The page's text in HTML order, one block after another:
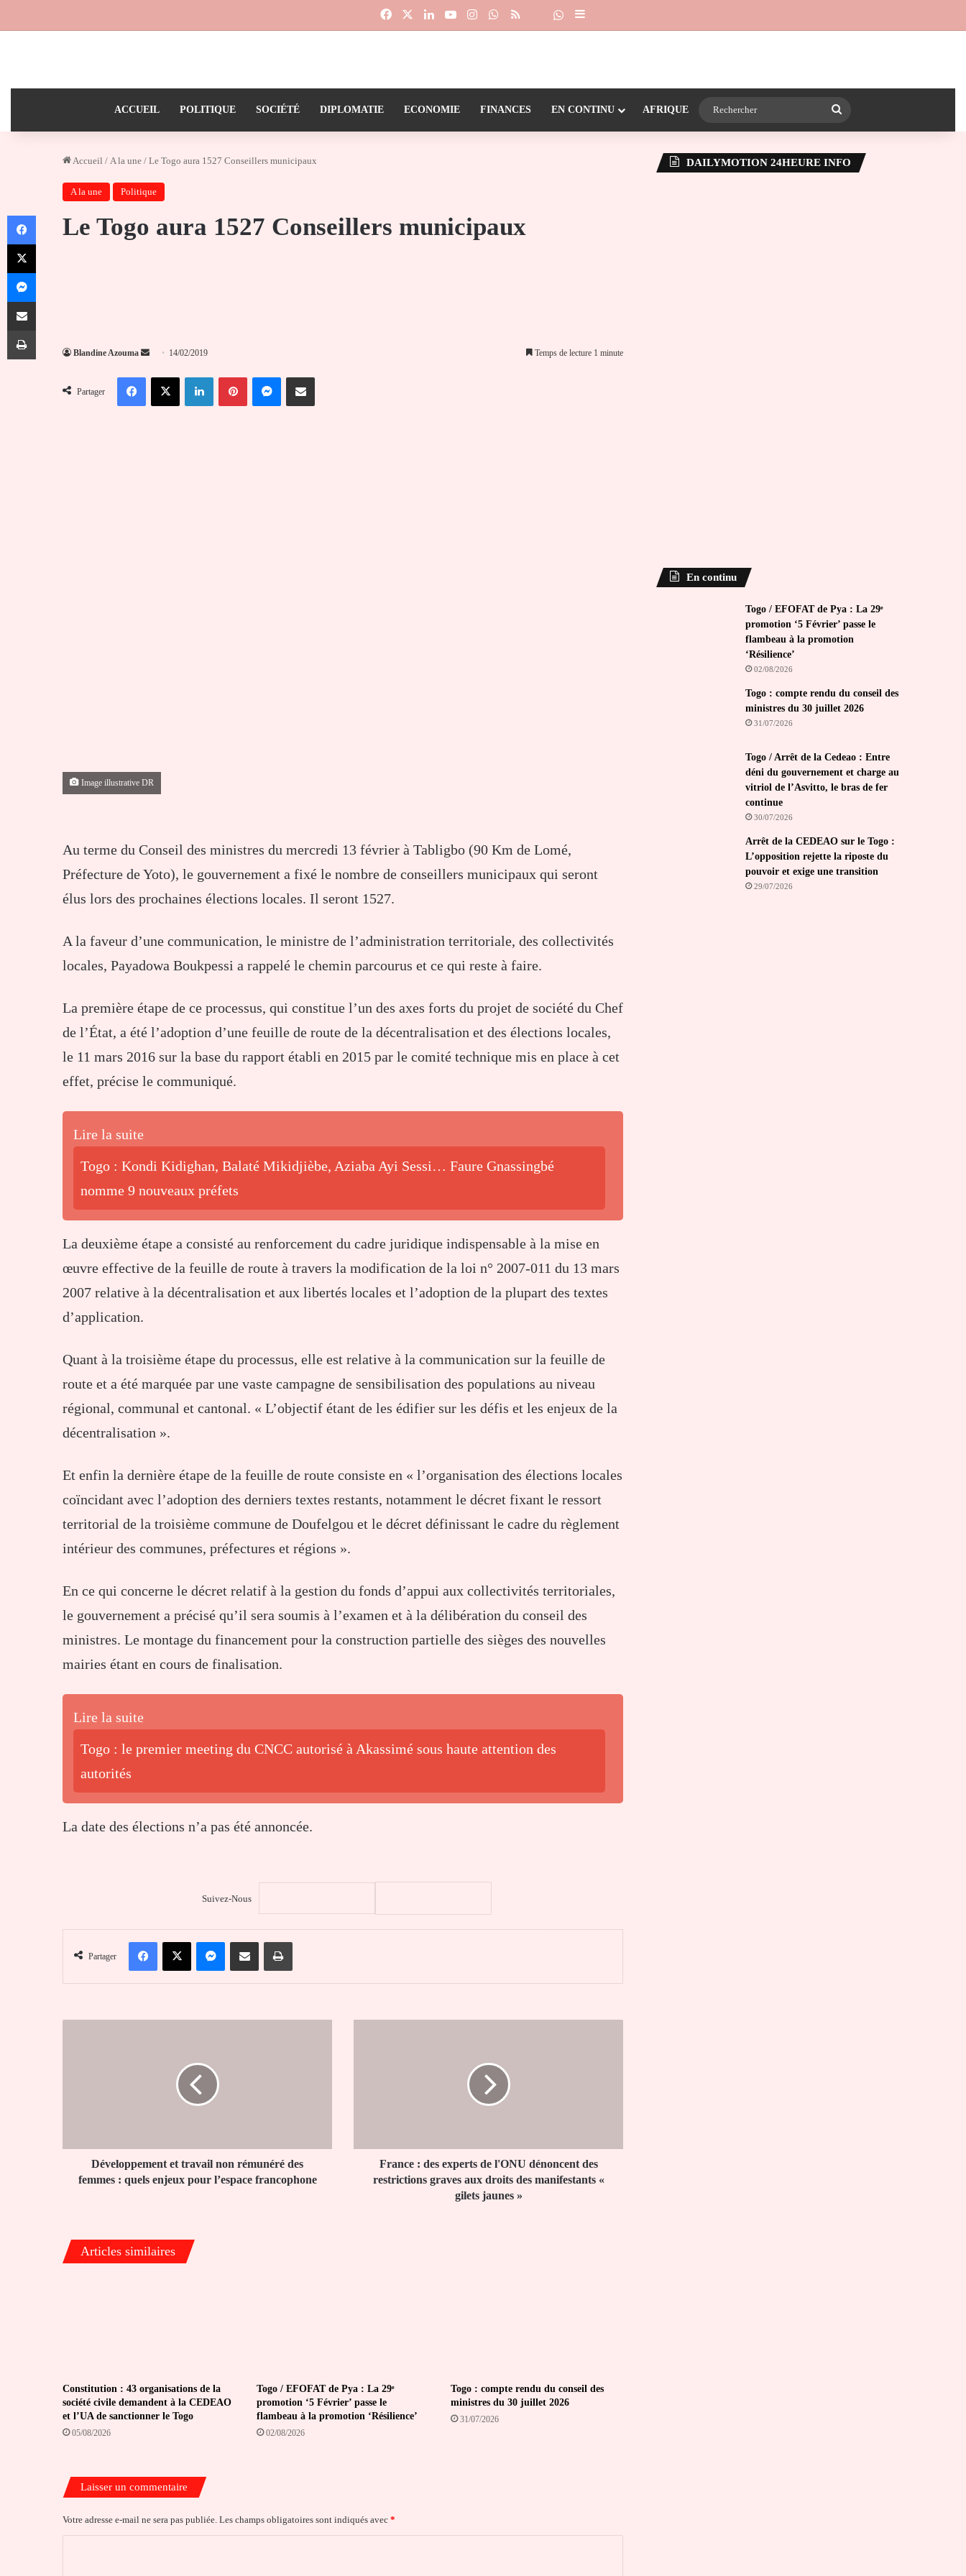
FacebookLinkedinYouTubeInstagramWhatsApp
RSS Dailymotion
Suivre la chaîne 24heureinfo sur WhatsApp
Sidebar (barre latérale)
ACCUEIL POLITIQUE SOCIÉTÉ DIPLOMATIE ECONOMIE FINANCES EN CONTINU AFRIQUE
Accueil / A la une / Le Togo aura 1527 Conseillers municipaux
A la une Politique
Le Togo aura 1527 Conseillers municipaux
Blandine Azouma
Envoyer
courriel
14/02/2019 Temps de lecture 1 minute
Partager
FacebookX LinkedinPinterestMessengerPartager par email
Image illustrative DR
Au terme du Conseil des ministres du mercredi 13 février à Tabligbo (90 Km de Lomé,
Préfecture de Yoto), le gouvernement a fixé le nombre de conseillers municipaux qui seront
élus lors des prochaines élections locales. Il seront 1527.
A la faveur d’une communication, le ministre de l’administration territoriale, des collectivités
locales, Payadowa Boukpessi a rappelé le chemin parcourus et ce qui reste à faire.
La première étape de ce processus, qui constitue l’un des axes forts du projet de société du Chef
de l’État, a été l’adoption d’une feuille de route de la décentralisation et des élections locales,
le 11 mars 2016 sur la base du rapport établi en 2015 par le comité technique mis en place à cet
effet, précise le communiqué.
Lire la suite
Togo : Kondi Kidighan, Balaté Mikidjièbe, Aziaba Ayi Sessi… Faure Gnassingbé
nomme 9 nouveaux préfets
La deuxième étape a consisté au renforcement du cadre juridique indispensable à la mise en
œuvre effective de la feuille de route à travers la modification de la loi n° 2007-011 du 13 mars
2007 relative à la décentralisation et aux libertés locales et l’adoption de la plupart des textes
d’application.
Quant à la troisième étape du processus, elle est relative à la communication sur la feuille de
route et a été marquée par une vaste campagne de sensibilisation des populations au niveau
régional, communal et cantonal. « L’objectif étant de les édifier sur les défis et les enjeux de la
décentralisation ».
Et enfin la dernière étape de la feuille de route consiste en « l’organisation des élections locales
coïncidant avec l’adoption des derniers textes restants, notamment le décret fixant le ressort
territorial de la troisième commune de Doufelgou et le décret définissant le cadre du règlement
intérieur des communes, préfectures et régions ».
En ce qui concerne le décret relatif à la gestion du fonds d’appui aux collectivités territoriales,
le gouvernement a précisé qu’il sera soumis à l’examen et à la délibération du conseil des
ministres. Le montage du financement pour la construction partielle des sièges des nouvelles
mairies étant en cours de finalisation.
Lire la suite
Togo : le premier meeting du CNCC autorisé à Akassimé sous haute attention des
autorités
La date des élections n’a pas été annoncée.
Suivez-Nous
Partager
FacebookX MessengerPartager par email Imprimer
quels
pour
Développement et travail non rémunéré des
femmes : quels enjeux pour l’espace francophone
restrictions
France : des experts de l'ONU dénoncent des
restrictions graves aux droits des manifestants «
gilets jaunes »
Articles similaires
Constitution : 43 organisations de la
société civile demandent à la CEDEAO
et l’UA de sanctionner le Togo
05/08/2026
Togo / EFOFAT de Pya : La 29ᵉ
promotion ‘5 Février’ passe le
flambeau à la promotion ‘Résilience’
02/08/2026
Togo : compte rendu du conseil des
ministres du 30 juillet 2026
31/07/2026
Laisser un commentaire
Votre adresse e-mail ne sera pas publiée. Les champs obligatoires sont indiqués avec *
DAILYMOTION 24HEURE INFO
En continu
Togo / EFOFAT de Pya : La 29ᵉ
promotion ‘5 Février’ passe le
flambeau à la promotion
‘Résilience’
02/08/2026
Togo : compte rendu du conseil des
ministres du 30 juillet 2026
31/07/2026
Togo / Arrêt de la Cedeao : Entre
déni du gouvernement et charge au
vitriol de l’Asvitto, le bras de fer
continue
30/07/2026
Arrêt de la CEDEAO sur le Togo :
L’opposition rejette la riposte du
pouvoir et exige une transition
29/07/2026
Facebook
X
Messenger
Partager par email